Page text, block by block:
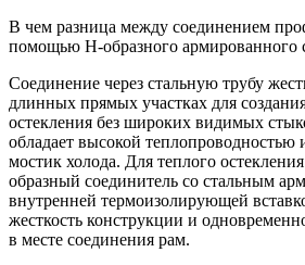
В чем разница между соединением
помощью Н-образного армированного
Соединение через стальную трубу
длинных прямых участках для
остекления без широких видимых
обладает высокой теплопроводностью
мостик холода. Для теплого
образный соединитель со стальным
внутренней термоизолирующей
жесткость конструкции и
в месте соединения рам.